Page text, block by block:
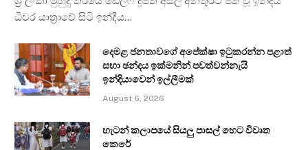
ධීවර යාත්‍රාවේ සිටි ඉන්දීය…
දෙමළ ජනතාවගේ අපේක්ෂා ඉටුකරන්න පළාත්
සභා ඡන්දය ඉක්මනින් පවත්වන්නැයි
ඉන්දියාවෙන් ඉල්ලීමක්
August 6, 2026
හැටන් කලාපයේ සියලු පාසල් හෙට විවෘත
කෙරේ